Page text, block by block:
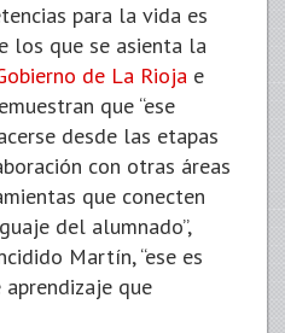
para la vida es
los que se asienta la
de La Rioja e
que “ese
desde las etapas
con otras áreas
que conecten
del alumnado”,
Martín, “ese es
que